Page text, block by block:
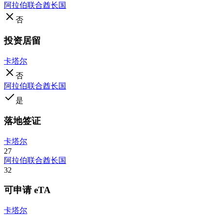
阿拉伯联合酋长国
否
投资居留
卡塔尔
否
阿拉伯联合酋长国
是
落地签证
卡塔尔
27
阿拉伯联合酋长国
32
可申请 eTA
卡塔尔